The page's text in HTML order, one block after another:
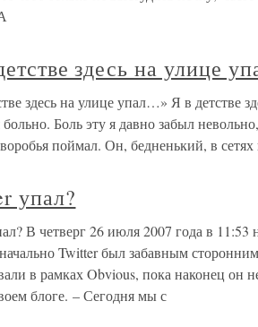
здесь на улице
здесь на улице упал…» Я в детстве
Боль эту я давно забыл
поймал. Он, бедненький, в
упал?
В четверг 26 июля 2007 года в
Twitter был забавным
в рамках Obvious, пока наконец он
блоге. – Сегодня мы с